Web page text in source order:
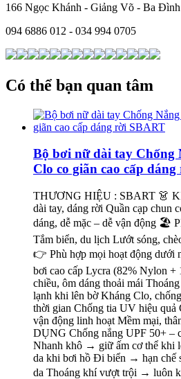
166 Ngọc Khánh - Giảng Võ - Ba
094 6886 012 - 034 994 0705
Có thể bạn quan tâm
Bộ bơi nữ dài tay Chống
Clo co giãn cao cấp
THƯƠNG HIỆU : SBART 👗
dài tay, dáng rời Quần cạp chun
dáng, dễ mặc – dễ vận động 🏖
Tắm biển, du lịch Lướt sóng,
👉 Phù hợp mọi hoạt động
bơi cao cấp Lycra (82% Nylon +
chiều, ôm dáng thoải mái
lạnh khi lên bờ Kháng Clo,
thời gian Chống tia UV hiệu quả
vận động linh hoạt Mềm mại,
DỤNG Chống nắng UPF 50+ –
Nhanh khô → giữ ấm cơ thể khi
da khi bơi hồ Đi biển → hạn chế
da Thoáng khí vượt trội → luôn